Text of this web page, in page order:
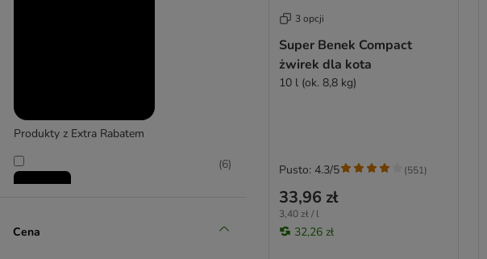
Perlinette
Porta Softcat
Purizon
Produkty z Extra Rabatem
(6)
Cena
3 opcji
Super Benek Compact
żwirek dla kota
10 l (ok. 8,8 kg)
33,96 zł
3,40 zł / l
32,26 zł
Pusto: 4.3/5 (551)